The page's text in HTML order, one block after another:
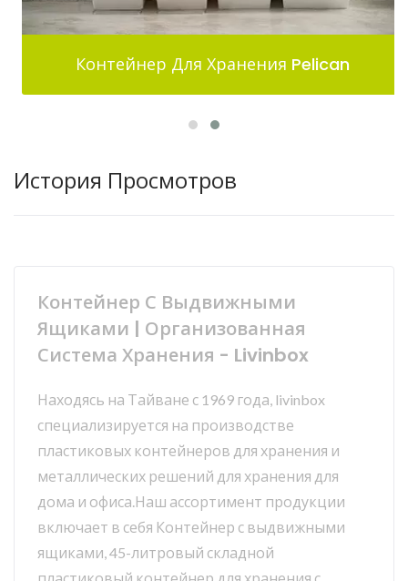
Контейнер Для Хранения Pelican
История Просмотров
Контейнер С Выдвижными
Ящиками | Организованная
Система Хранения - Livinbox
Находясь на Тайване с 1969 года, livinbox
специализируется на производстве
пластиковых контейнеров для хранения и
металлических решений для хранения для
дома и офиса.Наш ассортимент продукции
включает в себя Контейнер с выдвижными
ящиками, 45-литровый складной